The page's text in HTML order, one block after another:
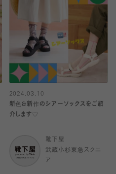
2024.03.10
新色&新作のシアーソックスをご紹
介します♡
靴下屋
武蔵小杉東急スクエ
ア